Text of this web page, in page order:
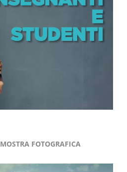
FOTOGRAFICA